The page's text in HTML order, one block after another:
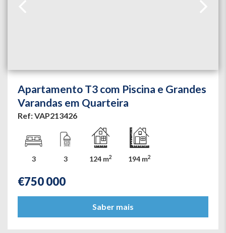
Apartamento T3 com Piscina e Grandes
Varandas em Quarteira
Ref: VAP213426
3 3 124 m2 194 m2
€750 000
Saber mais